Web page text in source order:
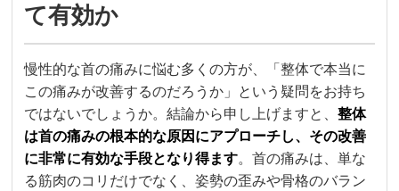
て有効か
慢性的な首の痛みに悩む多くの方が、「整体で本当に
この痛みが改善するのだろうか」という疑問をお持ち
ではないでしょうか。結論から申し上げますと、整体
は首の痛みの根本的な原因にアプローチし、その改善
に非常に有効な手段となり得ます。首の痛みは、単な
る筋肉のコリだけでなく、姿勢の歪みや骨格のバラン